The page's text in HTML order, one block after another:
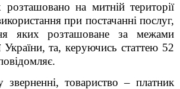
розташовано на митній території
при постачанні послуг,
яких розташоване за межами
України, та, керуючись статтею 52
зверненні, товариство – платник